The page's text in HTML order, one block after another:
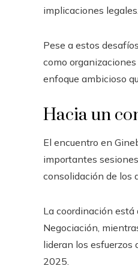
implicaciones legales.
Pese a estos
como
enfoque ambicioso
Hacia un
El encuentro en
importantes
consolidación de los
La coordinación
Negociación,
lideran los
2025.